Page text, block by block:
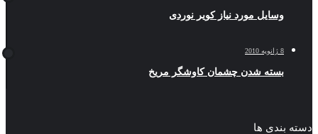
وسایل مورد نیاز کویر نوردی
8 ژانویه 2010
بسته شدن چشمان کاوشگر مريخ
دسته بندی ها